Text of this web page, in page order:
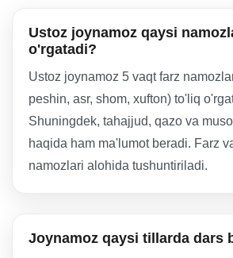
Ustoz joynamoz qaysi
o'rgatadi?
Ustoz joynamoz 5 vaqt farz
peshin, asr, shom, xufton) to'liq
Shuningdek, tahajjud, qazo va
haqida ham ma'lumot beradi. Farz
namozlari alohida tushuntiriladi.
Joynamoz qaysi tillarda dars